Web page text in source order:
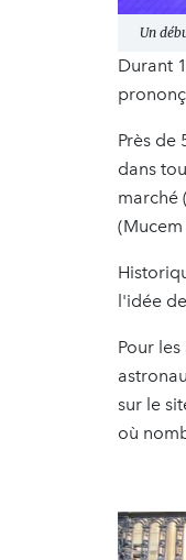
Un
Durant
Près de
dans
marché
l'idée
Pour
sur le
où